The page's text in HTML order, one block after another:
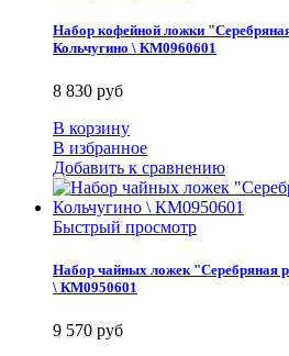
Набор кофейной ложки
Кольчугино \ КМ0960601
8 830 руб
В корзину
В избранное
Добавить к сравнению
Быстрый просмотр
Набор чайных ложек "Серебряная
\ КМ0950601
9 570 руб